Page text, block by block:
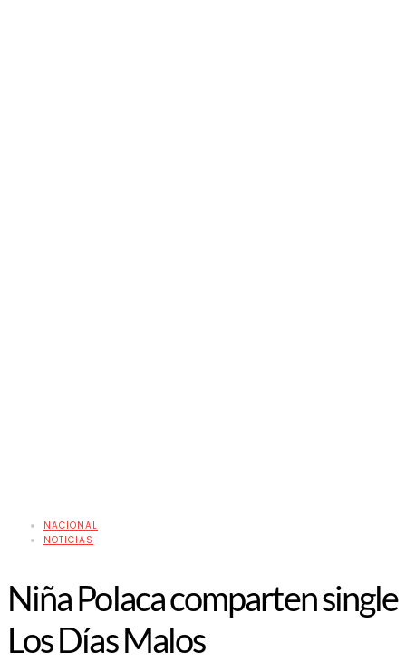
NACIONAL
NOTICIAS
Niña Polaca comparten single
Los Días Malos